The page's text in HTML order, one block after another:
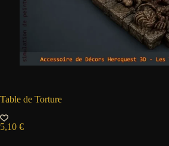
Table de Torture
5,10 €